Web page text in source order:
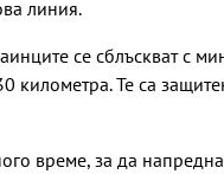
линия.
се сблъскват с
километра. Те са
време, за да